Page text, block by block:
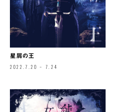
星屑の王
2022.7.20 – 7.24